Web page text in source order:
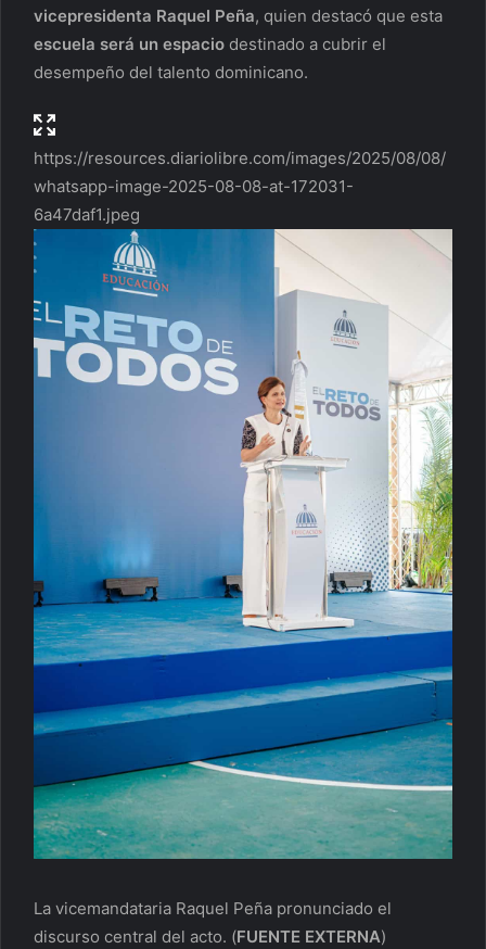
vicepresidenta Raquel Peña, quien destacó que esta
escuela será un espacio destinado a cubrir el
desempeño del talento dominicano.
https://resources.diariolibre.com/images/2025/08/08/
whatsapp-image-2025-08-08-at-172031-
6a47daf1.jpeg
La vicemandataria Raquel Peña pronunciado el
discurso central del acto. (FUENTE EXTERNA)